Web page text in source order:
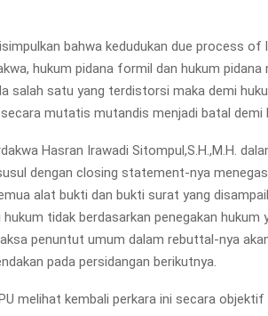
bahwa kedudukan due process of
hukum pidana formil dan hukum pidana
salah satu yang terdistorsi maka demi
mutatis mutandis menjadi batal demi
Hasran Irawadi Sitompul,S.H.,M.H.
dengan closing statement-nya
alat bukti dan bukti surat yang
tidak berdasarkan penegakan hukum
penuntut umum dalam rebuttal-nya
pada persidangan berikutnya.
melihat kembali perkara ini secara